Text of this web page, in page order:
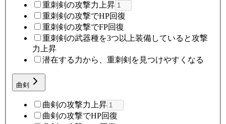
重刺剣の攻撃力上昇
重刺剣の攻撃でHP回復
重刺剣の攻撃でFP回復
重刺剣の武器種を3つ以上装備していると攻撃
力上昇
潜在する力から、重刺剣を見つけやすくなる
曲剣
曲剣の攻撃力上昇
曲剣の攻撃でHP回復